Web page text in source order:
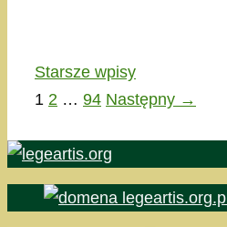
Starsze wpisy
Strona
1 Strona
2 … Strona
94 Następny →